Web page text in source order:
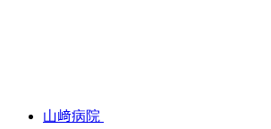
山﨑病院